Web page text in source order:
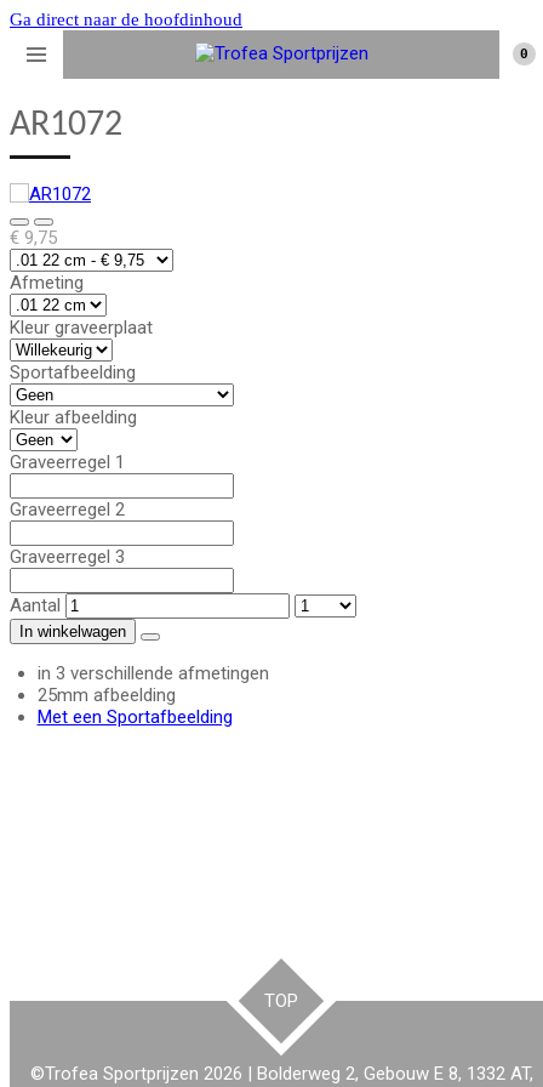
Ga direct naar de hoofdinhoud
0
AR1072
€ 9,75
Afmeting
Kleur graveerplaat
Sportafbeelding
Kleur afbeelding
Graveerregel 1
Graveerregel 2
Graveerregel 3
Aantal
In winkelwagen
in 3 verschillende afmetingen
25mm afbeelding
Met een Sportafbeelding
TOP
©Trofea Sportprijzen 2026 | Bolderweg 2, Gebouw E 8, 1332 AT,